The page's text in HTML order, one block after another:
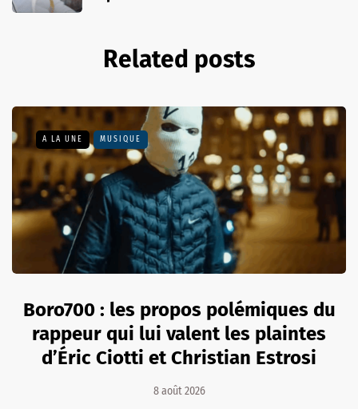
Related posts
A LA UNE MUSIQUE
Boro700 : les propos polémiques du
rappeur qui lui valent les plaintes
d’Éric Ciotti et Christian Estrosi
8 août 2026